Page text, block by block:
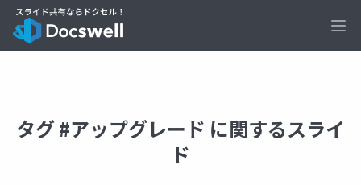
タグ #アップグレード に関するスライ
ド